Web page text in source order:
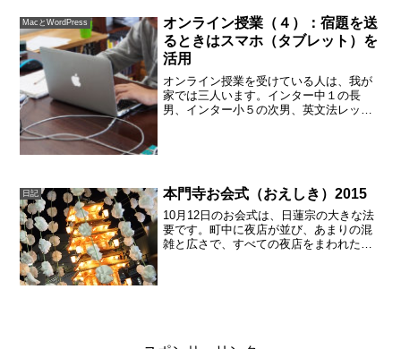
インドで探しても、見つか...
MacとWordPress
オンライン授業（４）：宿題を送
るときはスマホ（タブレット）を
活用
オンライン授業を受けている人は、我が
家では三人います。インター中１の長
男、インター小５の次男、英文法レッス
日記 本門寺お会式（おえしき）2015
10月12日のお会式は、日蓮宗の大きな法
要です。町中に夜店が並び、あまりの混
雑と広さで、すべての夜店をまわれたこ